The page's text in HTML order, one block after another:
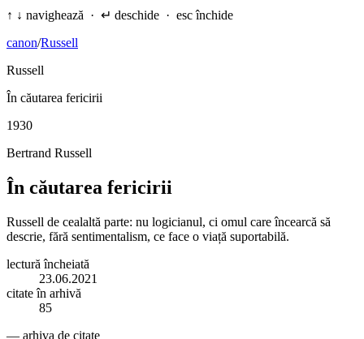
↑ ↓ navighează · ↵ deschide · esc închide
canon/Russell
Russell
În căutarea fericirii
1930
Bertrand Russell
În căutarea fericirii
Russell de cealaltă parte: nu logicianul, ci omul care încearcă să
descrie, fără sentimentalism, ce face o viață suportabilă.
lectură încheiată
23.06.2021
citate în arhivă
85
— arhiva de citate